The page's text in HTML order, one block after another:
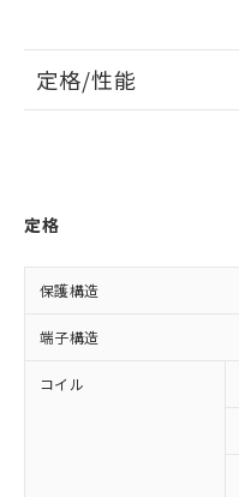
定格/性能
定格
保護構造
端子構造
コイル